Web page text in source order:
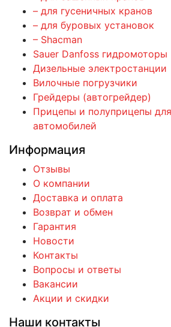
– для гусеничных кранов
– для буровых установок
– Shacman
Sauer Danfoss гидромоторы
Дизельные электростанции
Вилочные погрузчики
Грейдеры (автогрейдер)
Прицепы и полуприцепы
автомобилей
Информация
Отзывы
О компании
Доставка и оплата
Возврат и обмен
Гарантия
Новости
Контакты
Вопросы и ответы
Вакансии
Акции и скидки
Наши контакты